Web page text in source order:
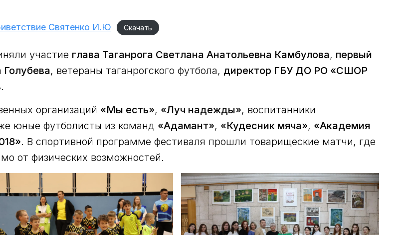
Святенко И.Ю Скачать
участие глава Таганрога Светлана Анатольевна Камбулова, первый
, ветераны таганрогского футбола, директор ГБУ ДО РО «СШОР
.
организаций «Мы есть», «Луч надежды», воспитанники
юные футболисты из команд «Адамант», «Кудесник мяча», «Академия
. В спортивной программе фестиваля прошли товарищеские матчи, где
от физических возможностей.